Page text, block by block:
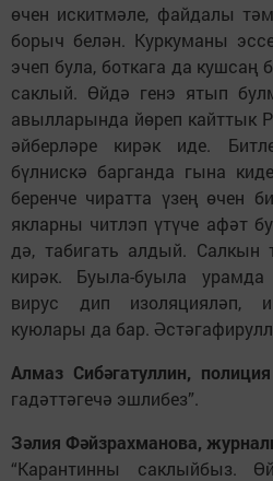
өчен искитмәле, файдалы
борыч белән. Куркуманы
эчеп була, боткага да кушсаң
саклый. Өйдә генэ ятып
авылларында йөреп кайттык
әйберләре кирәк иде.
бүлнискә барганда гына
беренче чиратта үзең өчен
якларны читлэп үтүче афәт
дә, табигать алдый. Салкын
кирәк. Буыла-буыла урамда
вирус дип изоляцияләп,
куюлары да бар.
Алмаз Сибәгатуллин,
гадәттәгечә эшлибез”.
Зәлия Фәйзрахманова,
“Карантинны саклыйбыз.